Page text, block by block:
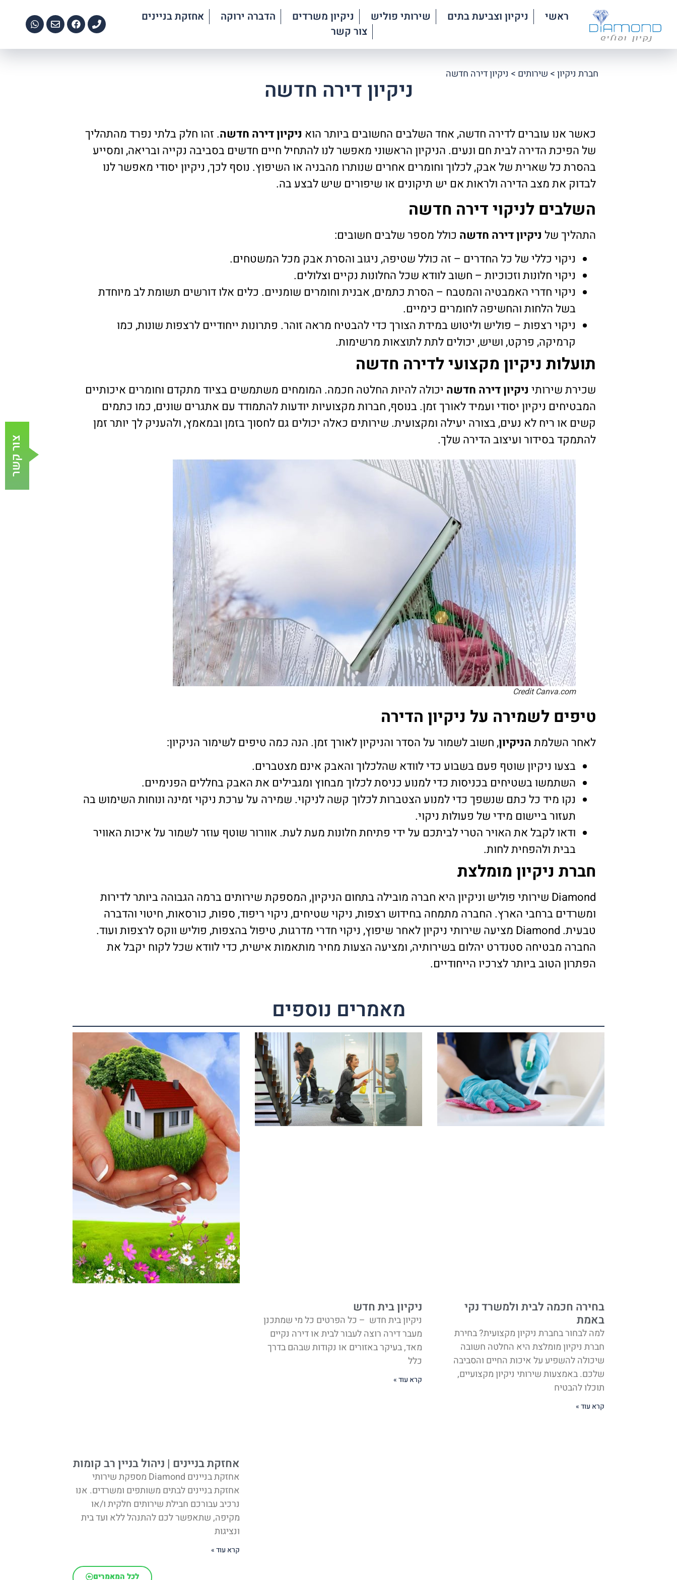
ראשי ניקיון וצביעת בתים שירותי פוליש ניקיון משרדים הדברה ירוקה
אחזקת בניינים
צור קשר
חברת ניקיון> שירותים > ניקיון דירה חדשה
ניקיון דירה חדשה
כאשר אנו עוברים לדירה חדשה, אחד השלבים החשובים ביותר הוא ניקיון דירה חדשה. זהו חלק בלתי נפרד מהתהליך
של הפיכת הדירה לבית חם ונעים. הניקיון הראשוני מאפשר לנו להתחיל חיים חדשים בסביבה נקייה ובריאה, ומסייע
בהסרת כל שארית של אבק, לכלוך וחומרים אחרים שנותרו מהבניה או השיפוץ. נוסף לכך, ניקיון יסודי מאפשר לנו
לבדוק את מצב הדירה ולראות אם יש תיקונים או שיפורים שיש לבצע בה.
השלבים לניקוי דירה חדשה
התהליך של ניקיון דירה חדשה כולל מספר שלבים חשובים:
ניקוי כללי של כל החדרים – זה כולל שטיפה, ניגוב והסרת אבק מכל המשטחים.
ניקוי חלונות וזכוכיות – חשוב לוודא שכל החלונות נקיים וצלולים.
ניקוי חדרי האמבטיה והמטבח – הסרת כתמים, אבנית וחומרים שומניים. כלים אלו דורשים תשומת לב מיוחדת
בשל הלחות והחשיפה לחומרים כימיים.
ניקוי רצפות – פוליש וליטוש במידת הצורך כדי להבטיח מראה זוהר. פתרונות ייחודיים לרצפות שונות, כמו
קרמיקה, פרקט, ושיש, יכולים לתת לתוצאות מרשימות.
תועלות ניקיון מקצועי לדירה חדשה
שכירת שירותי ניקיון דירה חדשה יכולה להיות החלטה חכמה. המומחים משתמשים בציוד מתקדם וחומרים איכותיים
המבטיחים ניקיון יסודי ועמיד לאורך זמן. בנוסף, חברות מקצועיות יודעות להתמודד עם אתגרים שונים, כמו כתמים
קשים או ריח לא נעים, בצורה יעילה ומקצועית. שירותים כאלה יכולים גם לחסוך בזמן ובמאמץ, ולהעניק לך יותר זמן
להתמקד בסידור ועיצוב הדירה שלך.
Credit Canva.com
טיפים לשמירה על ניקיון הדירה
לאחר השלמתהניקיון, חשוב לשמור על הסדר והניקיון לאורך זמן. הנה כמה טיפים לשימור הניקיון:
בצעו ניקיון שוטף פעם בשבוע כדי לוודא שהלכלוך והאבק אינם מצטברים.
השתמשו בשטיחים בכניסות כדי למנוע כניסת לכלוך מבחוץ ומגבילים את האבק בחללים הפנימיים.
נקו מיד כל כתם שנשפך כדי למנוע הצטברות לכלוך קשה לניקוי. שמירה על ערכת ניקוי זמינה ונוחות השימוש בה
תעזור ביישום מידי של פעולות ניקוי.
ודאו לקבל את האויר הטרי לביתכם על ידי פתיחת חלונות מעת לעת. אוורור שוטף עוזר לשמור על איכות האוויר
בבית ולהפחית לחות.
חברת ניקיון מומלצת
Diamond שירותי פוליש וניקיון היא חברה מובילה בתחום הניקיון, המספקת שירותים ברמה הגבוהה ביותר לדירות
ומשרדים ברחבי הארץ. החברה מתמחה בחידוש רצפות, ניקוי שטיחים, ניקוי ריפוד, ספות, כורסאות, חיטוי והדברה
טבעית. Diamond מציעה שירותי ניקיון לאחר שיפוץ, ניקוי חדרי מדרגות, טיפול בהצפות, פוליש ווקס לרצפות ועוד.
החברה מבטיחה סטנדרט יהלום בשירותיה, ומציעה הצעות מחיר מותאמות אישית, כדי לוודא שכל לקוח יקבל את
הפתרון הטוב ביותר לצרכיו הייחודיים.
מאמרים נוספים
בחירה חכמה לבית ולמשרד נקי
באמת
למה לבחור בחברת ניקיון מקצועית? בחירת
חברת ניקיון מומלצת היא החלטה חשובה
שיכולה להשפיע על איכות החיים והסביבה
שלכם. באמצעות שירותי ניקיון מקצועיים,
תוכלו להבטיח
קרא עוד »
ניקיון בית חדש
ניקיון בית חדש – כל הפרטים כל מי שמתכנן
מעבר דירה רוצה לעבור לבית או דירה נקיים
מאד, בעיקר באזורים או נקודות שבהם בדרך
כלל
קרא עוד »
אחזקת בניינים | ניהול בניין רב קומות
אחזקת בניינים Diamond מספקת שירותי
אחזקת בניינים לבתים משותפים ומשרדים. אנו
נרכיב עבורכם חבילת שירותים חלקית ו/או
מקיפה, שתאפשר לכם להתנהל ללא ועד בית
ונציגות
קרא עוד »
לכל המאמרים